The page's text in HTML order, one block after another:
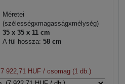
Méretei
(szélességxmagasságxmélység)
35 x 35 x 11 cm
A fül hossza: 58 cm
7 922,71 HUF/ csomag (1 db.)